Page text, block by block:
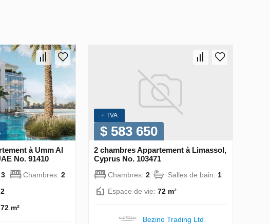
à Umm Al
No. 91410
3 Chambres: 2
2
72 m²
+ TVA
$ 583 650
2 chambres Appartement à Limassol,
Cyprus No. 103471
Chambres: 2 Salles de bain: 1
Espace de vie: 72 m²
Bezino Trading Ltd